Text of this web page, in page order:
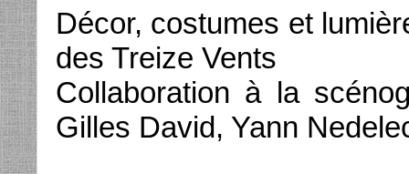
Décor, costumes et
des Treize Vents
Collaboration à la
Gilles David, Yann